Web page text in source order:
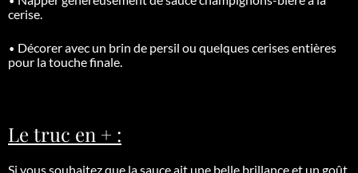
cerise.
• Décorer avec un brin de persil ou quelques cerises entières
pour la touche finale.
Le truc en + :
Si vous souhaitez que la sauce ait une belle brillance et un goût